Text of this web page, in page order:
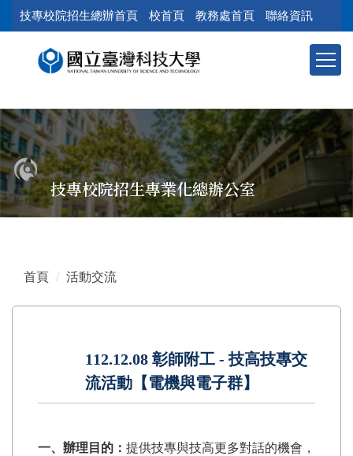
到
容
區
塊
技專校院招生總辦首頁 校首頁 教務處首頁 聯絡資訊
技專校院招生專業化總辦公室
首頁 活動交流
112.12.08 彰師附工 - 技高技專交
流活動【電機與電子群】
一、辦理目的： 提供技專與技高更多對話的機會，